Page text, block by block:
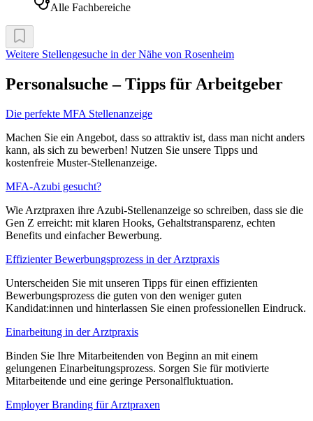
Alle Fachbereiche
Weitere Stellengesuche in der Nähe von Rosenheim
Personalsuche – Tipps für Arbeitgeber
Die perfekte MFA Stellenanzeige
Machen Sie ein Angebot, dass so attraktiv ist, dass man nicht anders
kann, als sich zu bewerben! Nutzen Sie unsere Tipps und
kostenfreie Muster-Stellenanzeige.
MFA-Azubi gesucht?
Wie Arztpraxen ihre Azubi-Stellenanzeige so schreiben, dass sie die
Gen Z erreicht: mit klaren Hooks, Gehaltstransparenz, echten
Benefits und einfacher Bewerbung.
Effizienter Bewerbungsprozess in der Arztpraxis
Unterscheiden Sie mit unseren Tipps für einen effizienten
Bewerbungsprozess die guten von den weniger guten
Kandidat:innen und hinterlassen Sie einen professionellen Eindruck.
Einarbeitung in der Arztpraxis
Binden Sie Ihre Mitarbeitenden von Beginn an mit einem
gelungenen Einarbeitungsprozess. Sorgen Sie für motivierte
Mitarbeitende und eine geringe Personalfluktuation.
Employer Branding für Arztpraxen